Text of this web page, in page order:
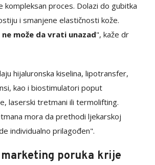
kompleksan proces. Dolazi do gubitka
i smanjene elastičnosti kože.
može da vrati unazad", kaže dr
hijaluronska kiselina, lipotransfer,
kao i biostimulatori poput
laserski tretmani ili termolifting.
mora da prethodi ljekarskoj
individualno prilagođen".
poruka krije